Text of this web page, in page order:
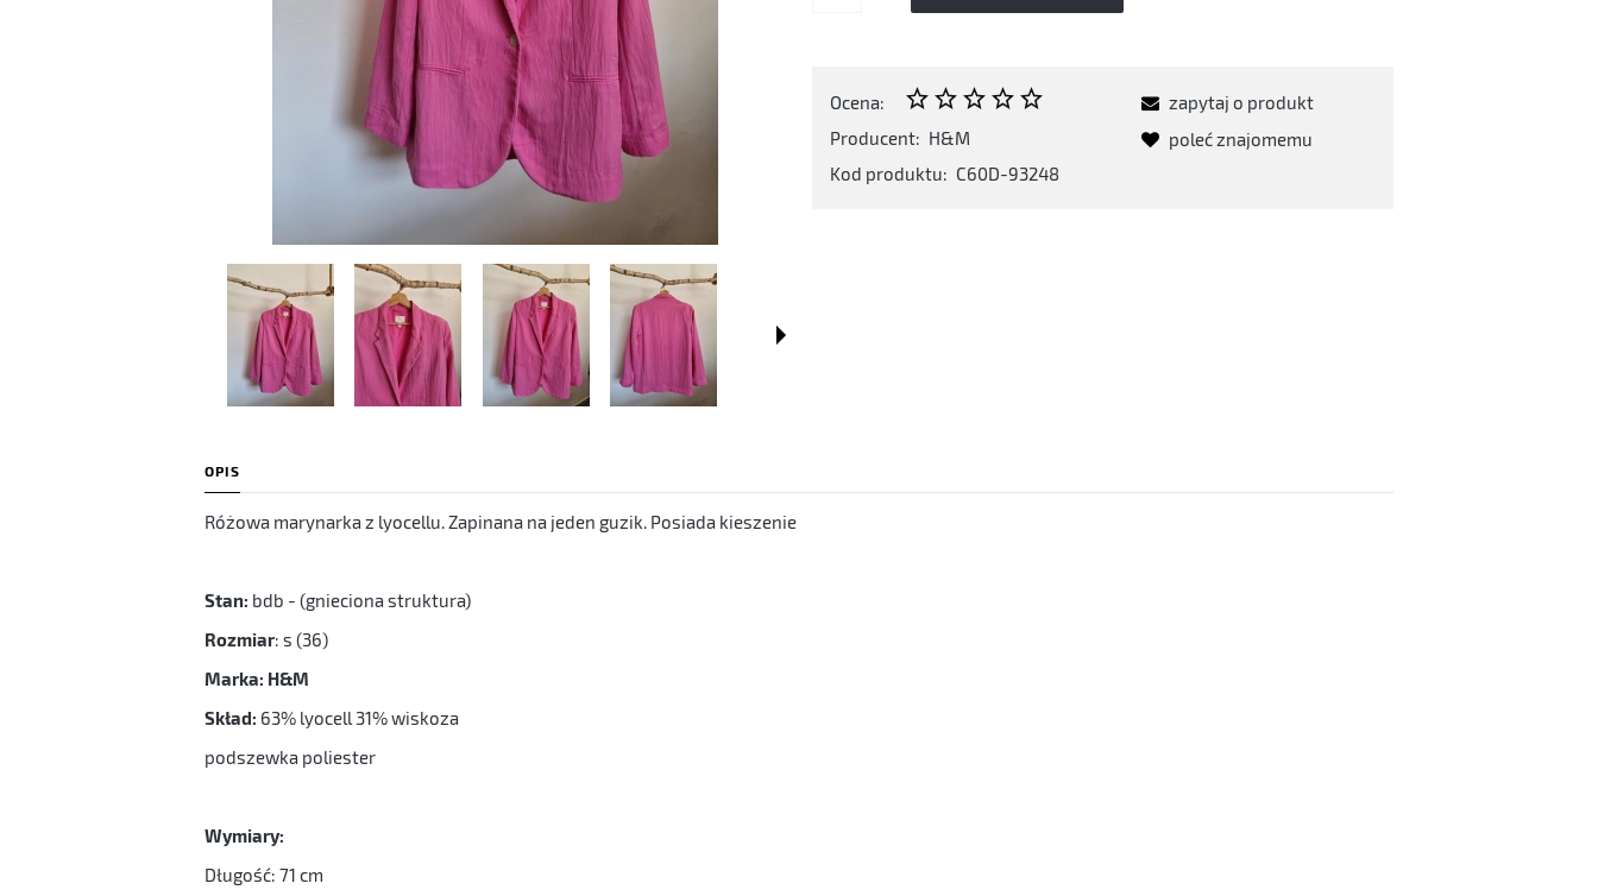
Ocena:
Producent: H&M
Kod produktu: C60D-93248
zapytaj o produkt
poleć znajomemu
OPIS
Różowa marynarka z lyocellu. Zapinana na jeden guzik. Posiada kieszenie
Stan: bdb - (gnieciona struktura)
Rozmiar: s (36)
Marka: H&M
Skład: 63% lyocell 31% wiskoza
podszewka poliester
Wymiary:
Długość: 71 cm